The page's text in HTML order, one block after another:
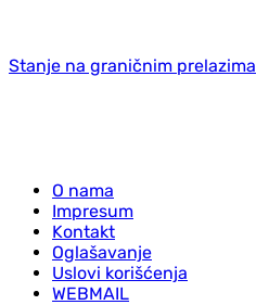
Stanje na graničnim prelazima
O nama
Impresum
Kontakt
Oglašavanje
Uslovi korišćenja
WEBMAIL